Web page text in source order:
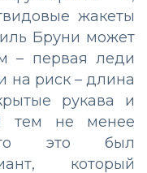
жакеты
Бруни может
– первая леди
на риск – длина
рукава и
тем не менее
это был
который